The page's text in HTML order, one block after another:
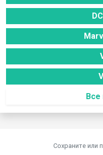
Все
Сохраните или